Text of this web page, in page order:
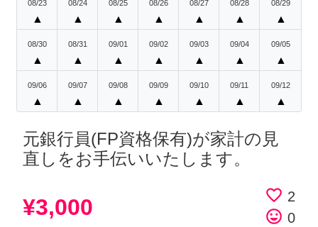
08/23
▲
08/24
▲
08/25
▲
08/26
▲
08/27
▲
08/28
▲
08/29
▲
08/30
▲
08/31
▲
09/01
▲
09/02
▲
09/03
▲
09/04
▲
09/05
▲
09/06
▲
09/07
▲
09/08
▲
09/09
▲
09/10
▲
09/11
▲
09/12
▲
元銀行員(FP資格保有)が家計の見
直しをお手伝いいたします。
¥3,000 favorite_border 2
tag_faces 0